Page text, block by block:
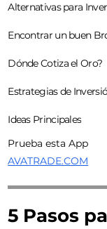
Alternativas para
Encontrar un buen
Dónde Cotiza el Oro?
Estrategias de
Ideas Principales
Prueba esta App
AVATRADE.COM
5 Pasos